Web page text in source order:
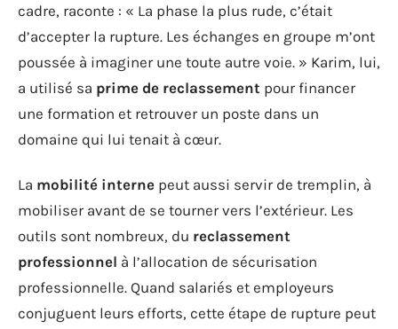
cadre, raconte : « La phase la plus rude, c’était
d’accepter la rupture. Les échanges en groupe m’ont
poussée à imaginer une toute autre voie. » Karim, lui,
a utilisé sa prime de reclassement pour financer
une formation et retrouver un poste dans un
domaine qui lui tenait à cœur.
La mobilité interne peut aussi servir de tremplin, à
mobiliser avant de se tourner vers l’extérieur. Les
outils sont nombreux, du reclassement
professionnel à l’allocation de sécurisation
professionnelle. Quand salariés et employeurs
conjuguent leurs efforts, cette étape de rupture peut